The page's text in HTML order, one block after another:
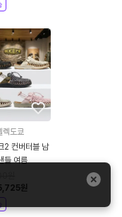
렉도쿄
2 컨버터블 남
들 여름
원